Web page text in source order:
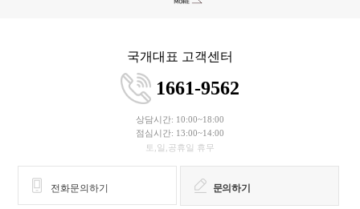
국개대표 고객센터
1661-9562
상담시간: 10:00~18:00
점심시간: 13:00~14:00
토,일,공휴일 휴무
전화문의하기 문의하기